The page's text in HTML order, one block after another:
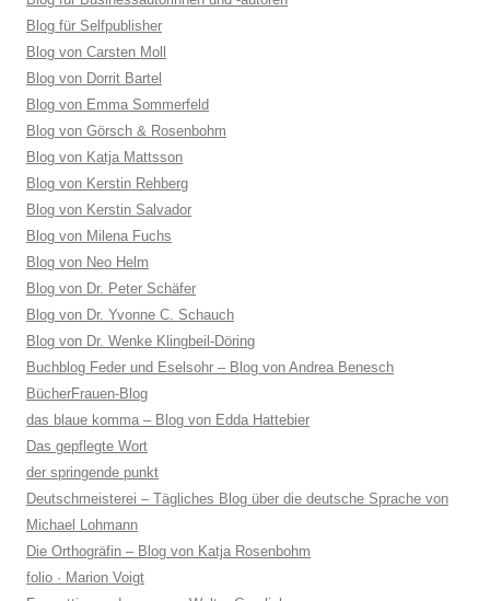
Blog für Selfpublisher
Blog von Carsten Moll
Blog von Dorrit Bartel
Blog von Emma Sommerfeld
Blog von Görsch & Rosenbohm
Blog von Katja Mattsson
Blog von Kerstin Rehberg
Blog von Kerstin Salvador
Blog von Milena Fuchs
Blog von Neo Helm
Blog von Dr. Peter Schäfer
Blog von Dr. Yvonne C. Schauch
Blog von Dr. Wenke Klingbeil-Döring
Buchblog Feder und Eselsohr – Blog von Andrea Benesch
BücherFrauen-Blog
das blaue komma – Blog von Edda Hattebier
Das gepflegte Wort
der springende punkt
Deutschmeisterei – Tägliches Blog über die deutsche Sprache von
Michael Lohmann
Die Orthogräfin – Blog von Katja Rosenbohm
folio · Marion Voigt